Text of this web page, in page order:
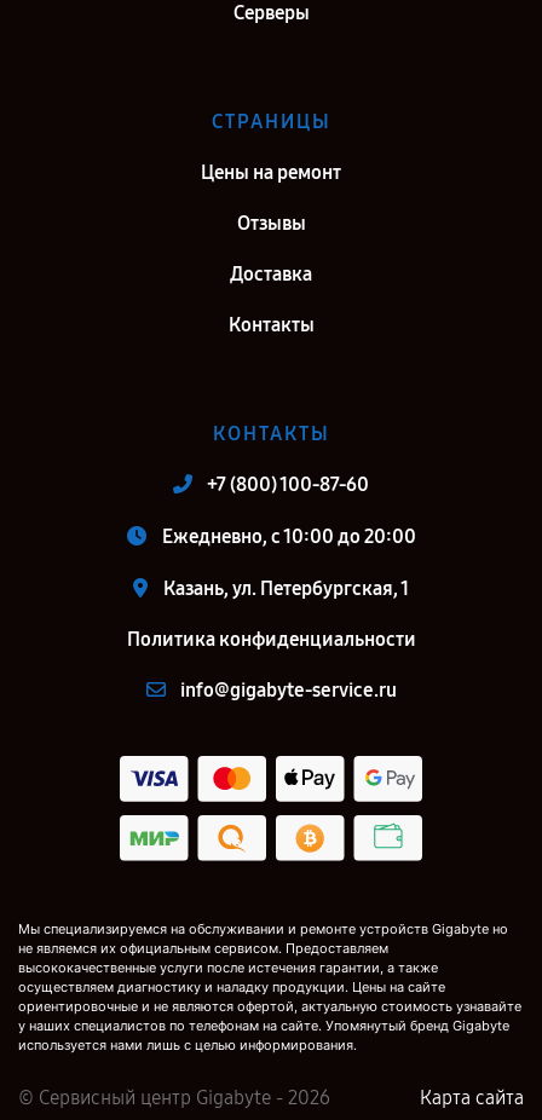
Петербург
Серверы
СТРАНИЦЫ
Цены на ремонт
Отзывы
Доставка
Контакты
КОНТАКТЫ
+7 (800) 100-87-60
Ежедневно, с 10:00 до 20:00
Казань, ул. Петербургская, 1
Политика конфиденциальности
info@gigabyte-service.ru
Мы специализируемся на обслуживании и ремонте устройств Gigabyte но
не являемся их официальным сервисом. Предоставляем
высококачественные услуги после истечения гарантии, а также
осуществляем диагностику и наладку продукции. Цены на сайте
ориентировочные и не являются офертой, актуальную стоимость узнавайте
у наших специалистов по телефонам на сайте. Упомянутый бренд Gigabyte
используется нами лишь с целью информирования.
© Сервисный центр Gigabyte - 2026 Карта сайта